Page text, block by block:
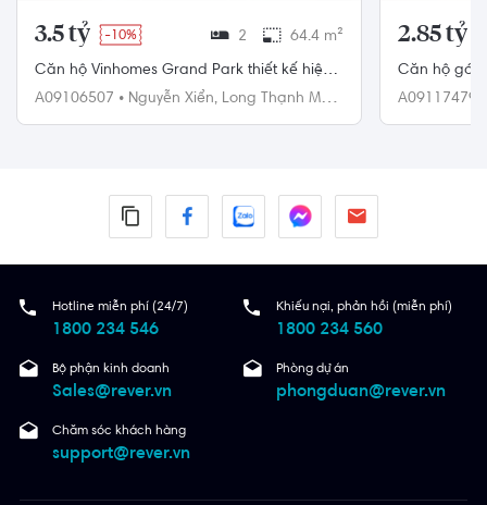
3.5 tỷ -10% 2 64.4 m²
Căn hộ Vinhomes Grand Park thiết kế hiện
đại, nội thất cơ bản.
A09106507 • Nguyễn Xiển, Long Thạnh Mỹ,
2.85 tỷ
Căn hộ góc
nội thất
A09117479
Hotline miễn phí (24/7)
1800 234 546
Khiếu nại, phản hồi (miễn phí)
1800 234 560
Bộ phận kinh doanh
Sales@rever.vn
Phòng dự án
phongduan@rever.vn
Chăm sóc khách hàng
support@rever.vn